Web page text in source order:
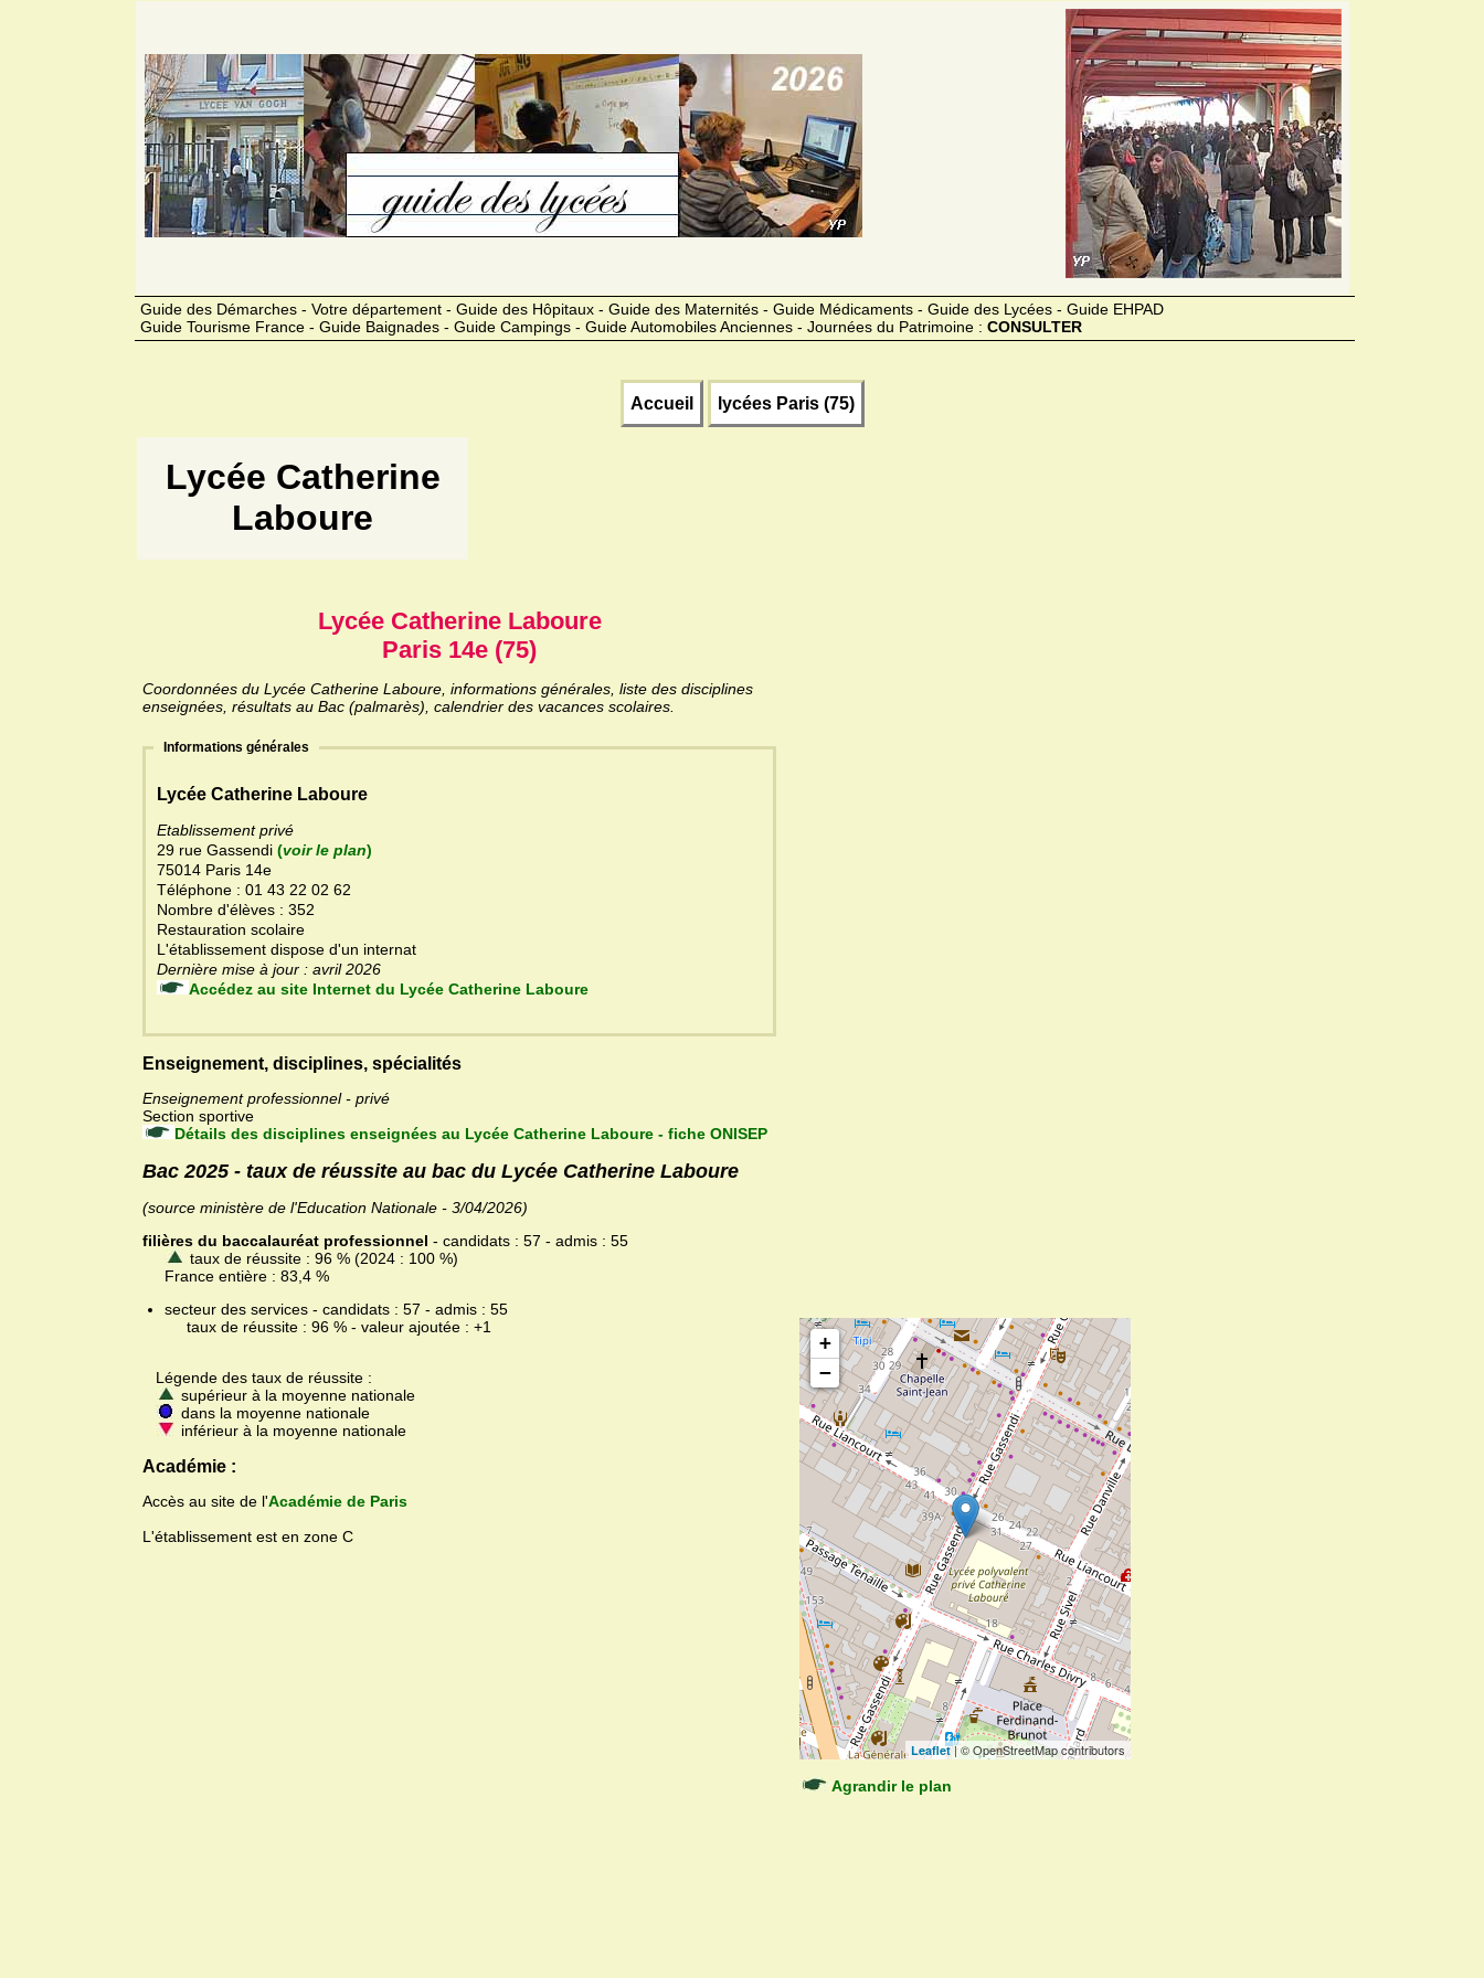
Guide des Démarches - Votre département - Guide des Hôpitaux - Guide des Maternités - Guide Médicaments - Guide des Lycées - Guide EHPAD
Guide Tourisme France - Guide Baignades - Guide Campings - Guide Automobiles Anciennes - Journées du Patrimoine : CONSULTER
Accueil lycées Paris (75)
Lycée Catherine
Laboure
Lycée Catherine Laboure
Paris 14e (75)
Coordonnées du Lycée Catherine Laboure, informations générales, liste des disciplines
enseignées, résultats au Bac (palmarès), calendrier des vacances scolaires.
Informations générales
Lycée Catherine Laboure
Etablissement privé
29 rue Gassendi (voir le plan)
75014 Paris 14e
Téléphone : 01 43 22 02 62
Nombre d'élèves : 352
Restauration scolaire
L'établissement dispose d'un internat
Dernière mise à jour : avril 2026
Accédez au site Internet du Lycée Catherine Laboure
Enseignement, disciplines, spécialités
Enseignement professionnel - privé
Section sportive
Détails des disciplines enseignées au Lycée Catherine Laboure - fiche ONISEP
Bac 2025 - taux de réussite au bac du Lycée Catherine Laboure
(source ministère de l'Education Nationale - 3/04/2026)
filières du baccalauréat professionnel - candidats : 57 - admis : 55
taux de réussite : 96 % (2024 : 100 %)
France entière : 83,4 %
secteur des services - candidats : 57 - admis : 55
taux de réussite : 96 % - valeur ajoutée : +1
Légende des taux de réussite :
supérieur à la moyenne nationale
dans la moyenne nationale
inférieur à la moyenne nationale
Académie :
Accès au site de l'Académie de Paris
L'établissement est en zone C
+
−
Leaflet| © OpenStreetMap contributors
Agrandir le plan